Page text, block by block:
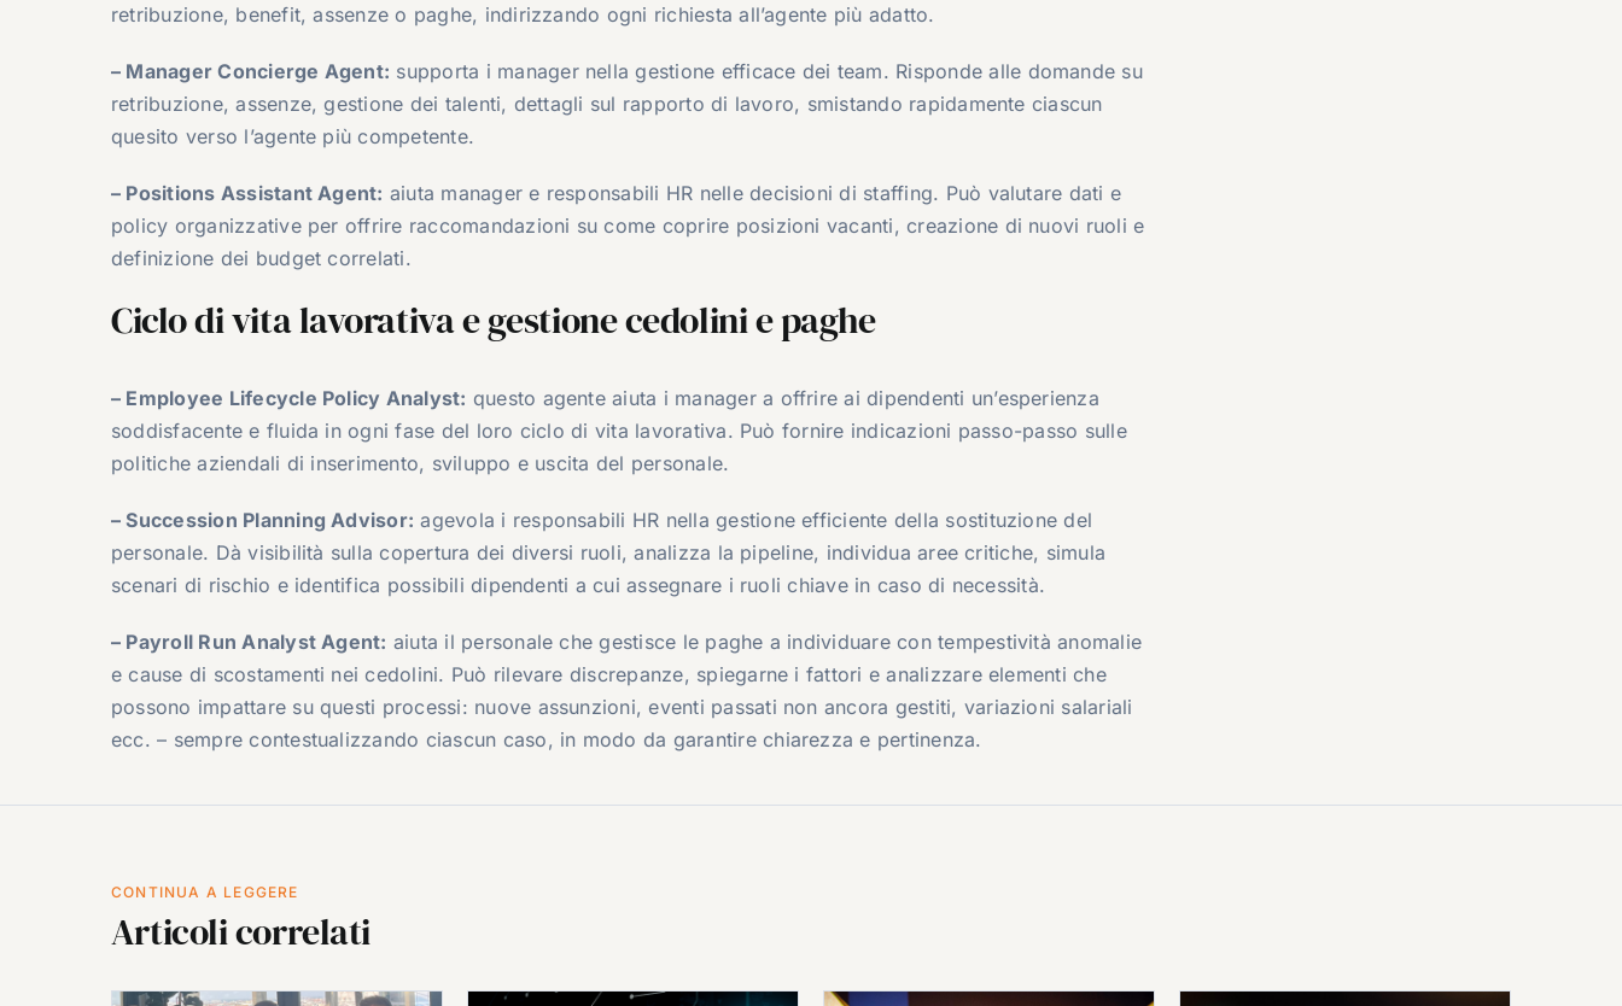
retribuzione, benefit, assenze o paghe, indirizzando ogni richiesta all’agente più adatto.
– Manager Concierge Agent: supporta i manager nella gestione efficace dei team. Risponde alle domande su
retribuzione, assenze, gestione dei talenti, dettagli sul rapporto di lavoro, smistando rapidamente ciascun
quesito verso l’agente più competente.
– Positions Assistant Agent: aiuta manager e responsabili HR nelle decisioni di staffing. Può valutare dati e
policy organizzative per offrire raccomandazioni su come coprire posizioni vacanti, creazione di nuovi ruoli e
definizione dei budget correlati.
Ciclo di vita lavorativa e gestione cedolini e paghe
– Employee Lifecycle Policy Analyst: questo agente aiuta i manager a offrire ai dipendenti un’esperienza
soddisfacente e fluida in ogni fase del loro ciclo di vita lavorativa. Può fornire indicazioni passo-passo sulle
politiche aziendali di inserimento, sviluppo e uscita del personale.
– Succession Planning Advisor: agevola i responsabili HR nella gestione efficiente della sostituzione del
personale. Dà visibilità sulla copertura dei diversi ruoli, analizza la pipeline, individua aree critiche, simula
scenari di rischio e identifica possibili dipendenti a cui assegnare i ruoli chiave in caso di necessità.
– Payroll Run Analyst Agent: aiuta il personale che gestisce le paghe a individuare con tempestività anomalie
e cause di scostamenti nei cedolini. Può rilevare discrepanze, spiegarne i fattori e analizzare elementi che
possono impattare su questi processi: nuove assunzioni, eventi passati non ancora gestiti, variazioni salariali
ecc. – sempre contestualizzando ciascun caso, in modo da garantire chiarezza e pertinenza.
CONTINUA A LEGGERE
Articoli correlati